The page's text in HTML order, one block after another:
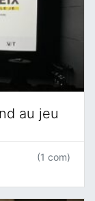
au jeu
(1 com)